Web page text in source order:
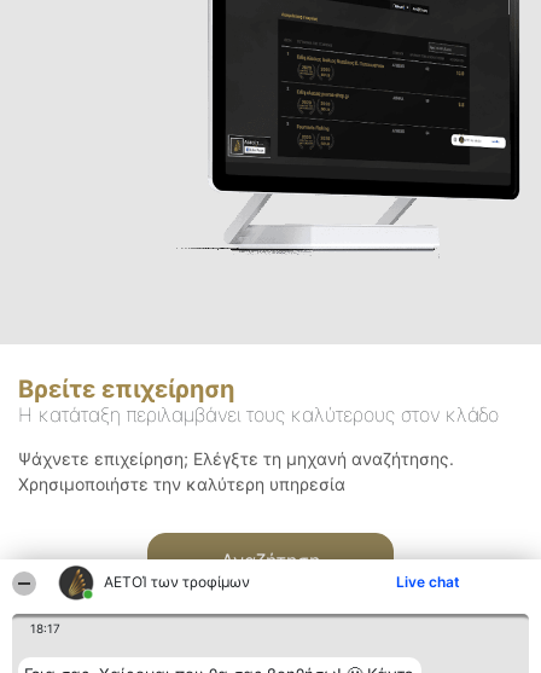
ΑΕΤΟΊ των τροφίμων Live chat
18:17
Βρείτε επιχείρηση
Η κατάταξη περιλαμβάνει τους καλύτερους στον κλάδο
Ψάχνετε επιχείρηση; Ελέγξτε τη μηχανή αναζήτησης.
Χρησιμοποιήστε την καλύτερη υπηρεσία
Αναζήτηση